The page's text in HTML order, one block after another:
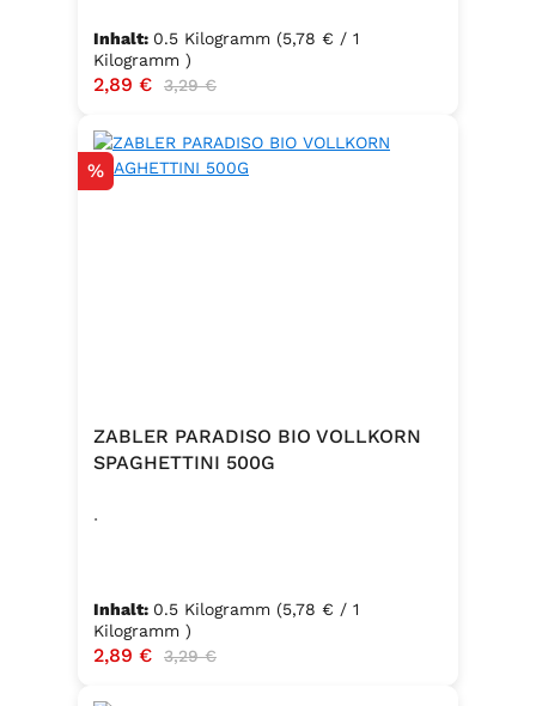
Inhalt: 0.5 Kilogramm (5,78 € / 1
Kilogramm )
Verkaufspreis:
2,89 € Regulärer Preis:
3,29 €
Rabatt
%
ZABLER PARADISO BIO VOLLKORN
SPAGHETTINI 500G
.
Inhalt: 0.5 Kilogramm (5,78 € / 1
Kilogramm )
Verkaufspreis:
2,89 € Regulärer Preis:
3,29 €